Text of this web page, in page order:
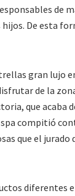
de
De esta
gran lujo
de la
que acaba
compitió
que el
diferentes